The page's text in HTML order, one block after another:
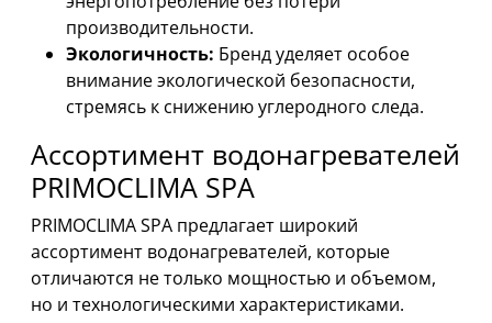
производительности.
Экологичность: Бренд уделяет особое
внимание экологической безопасности,
стремясь к снижению углеродного следа.
Ассортимент водонагревателей
PRIMOCLIMA SPA
PRIMOCLIMA SPA предлагает широкий
ассортимент водонагревателей, которые
отличаются не только мощностью и объемом,
но и технологическими характеристиками.